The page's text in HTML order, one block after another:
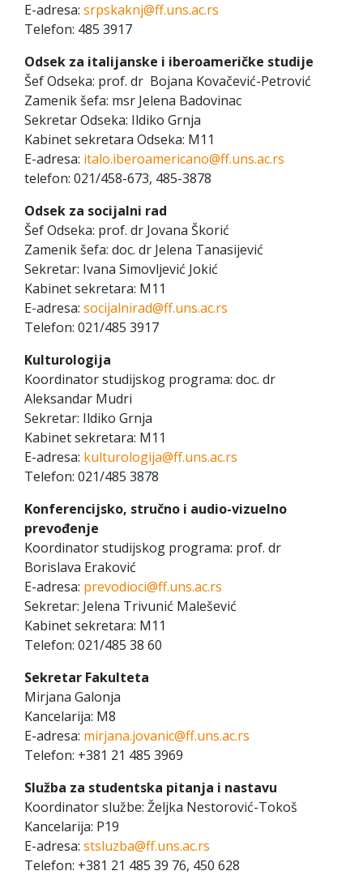
E-adresa: srpskaknj@ff.uns.ac.rs
Telefon: 485 3917
Odsek za italijanske i iberoameričke studije
Šef Odseka: prof. dr Bojana Kovačević-Petrović
Zamenik šefa: msr Jelena Badovinac
Sekretar Odseka: Ildiko Grnja
Kabinet sekretara Odseka: M11
E-adresa: italo.iberoamericano@ff.uns.ac.rs
telefon: 021/458-673, 485-3878
Odsek za socijalni rad
Šef Odseka: prof. dr Jovana Škorić
Zamenik šefa: doc. dr Jelena Tanasijević
Sekretar: Ivana Simovljević Jokić
Kabinet sekretara: M11
E-adresa: socijalnirad@ff.uns.ac.rs
Telefon: 021/485 3917
Kulturologija
Koordinator studijskog programa: doc. dr
Aleksandar Mudri
Sekretar: Ildiko Grnja
Kabinet sekretara: M11
E-adresa: kulturologija@ff.uns.ac.rs
Telefon: 021/485 3878
Konferencijsko, stručno i audio-vizuelno
prevođenje
Koordinator studijskog programa: prof. dr
Borislava Eraković
E-adresa: prevodioci@ff.uns.ac.rs
Sekretar: Jelena Trivunić Malešević
Kabinet sekretara: M11
Telefon: 021/485 38 60
Sekretar Fakulteta
Mirjana Galonja
Kancelarija: M8
E-adresa: mirjana.jovanic@ff.uns.ac.rs
Telefon: +381 21 485 3969
Služba za studentska pitanja i nastavu
Koordinator službe: Željka Nestorović-Tokoš
Kancelarija: P19
E-adresa: stsluzba@ff.uns.ac.rs
Telefon: +381 21 485 39 76, 450 628